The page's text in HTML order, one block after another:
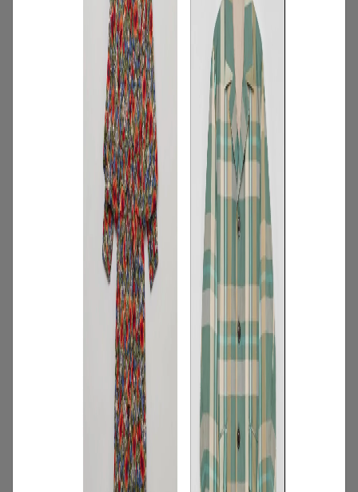
特集 /
【夏に映える別注ワンピース】ディウ
カ・レリル・アローブの特別なドレスが
登場！
2026.07.23